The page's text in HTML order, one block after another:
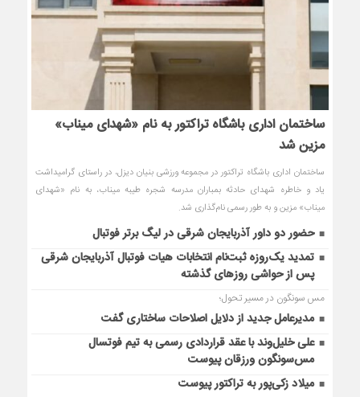
ساختمان اداری باشگاه تراکتور به نام «شهدای میناب»
مزین شد
ساختمان اداری باشگاه تراکتور در مجموعه ورزشی بنیان دیزل، در راستای گرامیداشت
یاد و خاطره شهدای حادثه بمباران مدرسه شجره طیبه میناب، به نام «شهدای
میناب» مزین و به طور رسمی نام‌گذاری شد.
حضور دو داور آذربایجان شرقی در لیگ برتر فوتبال
تمدید یک‌روزه ثبت‌نام انتخابات هیات فوتبال آذربایجان‌ شرقی
پس از حواشی روزهای گذشته
مس سونگون در مسیر تحول؛
مدیرعامل جدید از دلایل اصلاحات ساختاری گفت
علی خلیل‌وند با عقد قراردادی رسمی به تیم فوتسال
مس‌سونگون ورزقان پیوست
میلاد زکی‌پور به تراکتور پیوست